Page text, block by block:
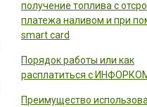
получение топлива с
платежа наливом и при
smart card
Порядок работы или как
расплатиться с
Преимущество